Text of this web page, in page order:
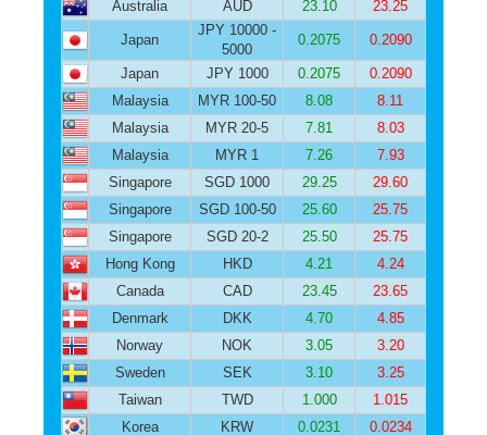
Australia
AUD 23.10 23.25
Japan
JPY 10000 -
5000
0.2075 0.2090
Japan JPY 1000 0.2075
0.2090
Malaysia
MYR 100-50 8.08
8.11
Malaysia
MYR 20-5 7.81
8.03
Malaysia
MYR 1 7.26
7.93
Singapore
SGD 1000 29.25
29.60
Singapore
SGD 100-50 25.60
25.75
Singapore
SGD 20-2 25.50
25.75
Hong Kong
HKD 4.21
4.24
Canada
CAD 23.45
23.65
Denmark
DKK 4.70
4.85
Norway
NOK 3.05
3.20
Sweden
SEK 3.10
3.25
Taiwan
TWD 1.000
1.015
Korea
KRW 0.0231
0.0234